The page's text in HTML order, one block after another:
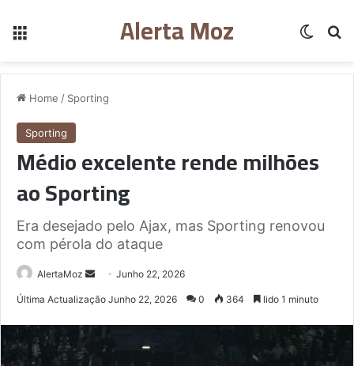
Alerta Moz
Home / Sporting
Sporting
Médio excelente rende milhões
ao Sporting
Era desejado pelo Ajax, mas Sporting renovou
com pérola do ataque
AlertaMoz
SendJunho 22, 2026
Última Actualização Junho 22, 2026 0 364 lido 1 minuto